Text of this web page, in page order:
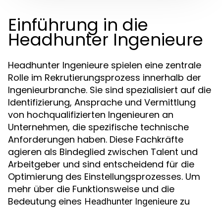
Einführung in die
Headhunter Ingenieure
Headhunter Ingenieure spielen eine zentrale
Rolle im Rekrutierungsprozess innerhalb der
Ingenieurbranche. Sie sind spezialisiert auf die
Identifizierung, Ansprache und Vermittlung
von hochqualifizierten Ingenieuren an
Unternehmen, die spezifische technische
Anforderungen haben. Diese Fachkräfte
agieren als Bindeglied zwischen Talent und
Arbeitgeber und sind entscheidend für die
Optimierung des Einstellungsprozesses. Um
mehr über die Funktionsweise und die
Bedeutung eines Headhunter Ingenieure zu